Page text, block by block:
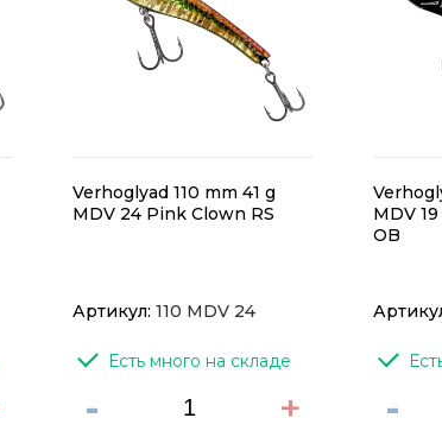
Verhoglyad 110 mm 41 g
MDV 24 Pink Clown RS
Артикул: 110 MDV 24
Есть много на складе
- +
MDV
OB
-